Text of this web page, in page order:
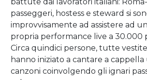
passeggeri, hostess e steward si
improvvisamente ad assistere ad
propria performance live a 30.000
Circa quindici persone, tutte
hanno iniziato a cantare a
canzoni coinvolgendo gli ignari